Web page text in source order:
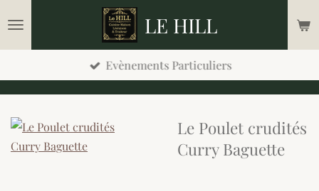
LE HILL
Evènements Particuliers
Le Poulet crudités
Curry Baguette